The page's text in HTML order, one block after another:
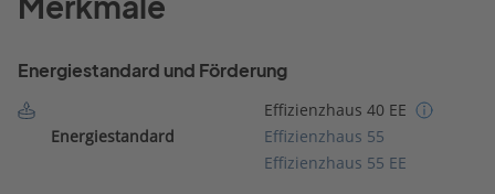
Energiestandard und Förderung
Energiestandard
Effizienzhaus 40 EE
Effizienzhaus 55
Effizienzhaus 55 EE